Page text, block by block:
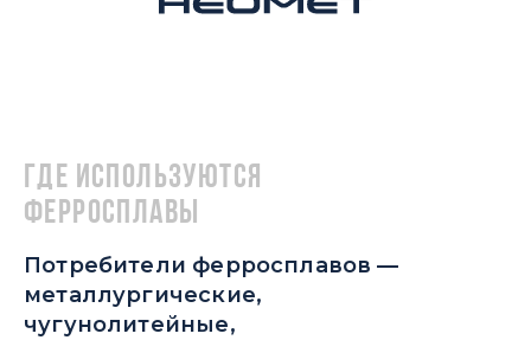
Где используются
ферросплавы
Потребители ферросплавов —
металлургические,
чугунолитейные,